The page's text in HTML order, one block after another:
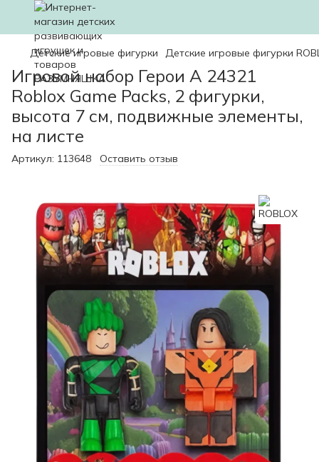
Детские игровые фигурки Детские игровые фигурки
Игровой набор Герои A 24321
Roblox Game Packs, 2 фигурки,
высота 7 см, подвижные элементы,
на листе
Артикул: 113648 Оставить отзыв